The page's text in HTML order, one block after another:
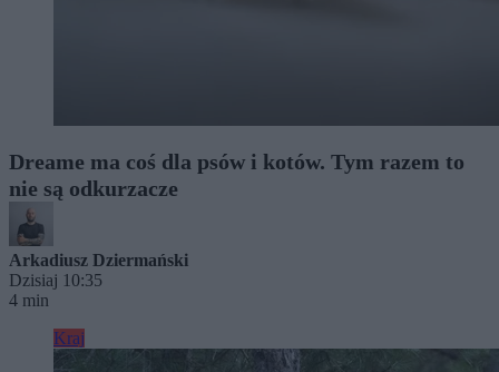
Dreame ma coś dla psów i kotów. Tym razem to
nie są odkurzacze
Arkadiusz Dziermański
Dzisiaj 10:35
4 min
Kraj